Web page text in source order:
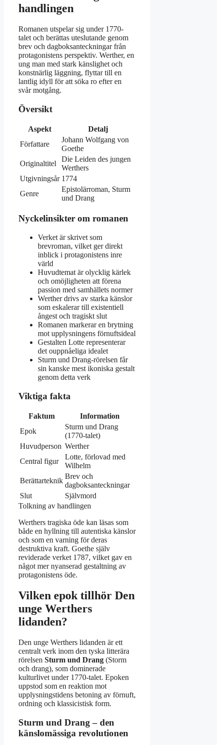
handlingen
Romanen utspelar sig under 1770-
talet och berättas uteslutande genom
brev och dagboksanteckningar från
protagonistens perspektiv. Werther, en
ung man med stark känslighet och
konstnärlig läggning, flyttar till en
lantlig idyll för att söka ro efter en
svår motgång.
Översikt
Aspekt
Detalj
Författare
Johann Wolfgang von
Goethe
Originaltitel
Die Leiden des jungen
Werthers
Utgivningsår 1774
Genre
Epistolärroman, Sturm
und Drang
Nyckelinsikter om romanen
Verket är skrivet som
brevroman, vilket ger direkt
inblick i protagonistens inre
värld
Huvudtemat är olycklig kärlek
och omöjligheten att förena
passion med samhällets normer
Werther drivs av starka känslor
som eskalerar till existentiell
ångest och tragiskt slut
Romanen markerar en brytning
mot upplysningens förnuftsideal
Gestalten Lotte representerar
det ouppnåeliga idealet
Sturm und Drang-rörelsen får
sin kanske mest ikoniska gestalt
genom detta verk
Viktiga fakta
Faktum
Information
Epok
Sturm und Drang
(1770-talet)
Huvudperson Werther
Central figur
Lotte, förlovad med
Wilhelm
Berättarteknik
Brev och
dagboksanteckningar
Slut
Självmord
Tolkning av handlingen
Werthers tragiska öde kan läsas som
både en hyllning till autentiska känslor
och som en varning för deras
destruktiva kraft. Goethe själv
reviderade verket 1787, vilket gav en
något mer nyanserad gestaltning av
protagonistens öde.
Vilken epok tillhör Den
unge Werthers
lidanden?
Den unge Werthers lidanden är ett
centralt verk inom den tyska litterära
rörelsen Sturm und Drang (Storm
och drang), som dominerade
kulturlivet under 1770-talet. Epoken
uppstod som en reaktion mot
upplysningstidens betoning av förnuft,
ordning och klassicistisk form.
Sturm und Drang – den
känslomässiga revolutionen